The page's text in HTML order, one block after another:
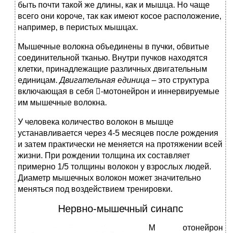
быть почти такой же длины, как и мышца. Но чаще
всего они короче, так как имеют косое расположение,
например, в перистых мышцах.
Мышечные волокна объединены в пучки, обвитые
соединительной тканью. Внутри пучков находятся
клетки, принадлежащие различных двигательным
единицам.Двигательная единица – это структура
включающая в себя -мотонейрон и иннервируемые
им мышечные волокна.
У человека количество волокон в мышце
устанавливается через 4-5 месяцев после рождения
и затем практически не меняется на протяжении всей
жизни. При рождении толщина их составляет
примерно 1/5 толщины волокон у взрослых людей.
Диаметр мышечных волокон может значительно
меняться под воздействием тренировки.
Нервно-мышечный синапс
М
отонейрон